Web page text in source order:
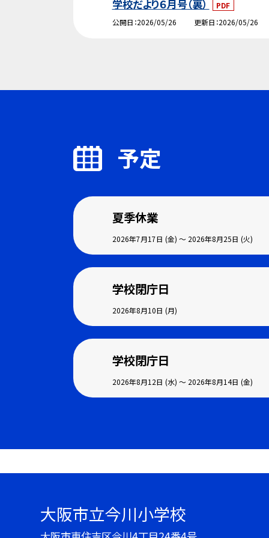
学校だより６月号（裏）
PDF
公開日 2026/05/26 更新日 2026/05/26
予定
夏季休業
2026年7月17日 (金) ～ 2026年8月25日 (火)
学校閉庁日
2026年8月10日 (月)
学校閉庁日
2026年8月12日 (水) ～ 2026年8月14日 (金)
大阪市立今川小学校